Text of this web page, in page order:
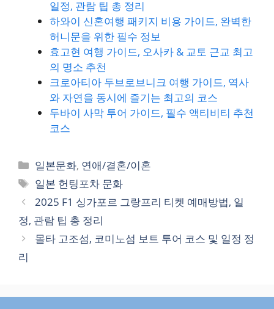
일정, 관람 팁 총 정리
하와이 신혼여행 패키지 비용 가이드, 완벽한
허니문을 위한 필수 정보
효고현 여행 가이드, 오사카 & 교토 근교 최고
의 명소 추천
크로아티아 두브로브니크 여행 가이드, 역사
와 자연을 동시에 즐기는 최고의 코스
두바이 사막 투어 가이드, 필수 액티비티 추천
코스
카
테
고
리
일본문화, 연애/결혼/이혼
태
그
일본 헌팅포차 문화
2025 F1 싱가포르 그랑프리 티켓 예매방법, 일
정, 관람 팁 총 정리
몰타 고조섬, 코미노섬 보트 투어 코스 및 일정 정
리